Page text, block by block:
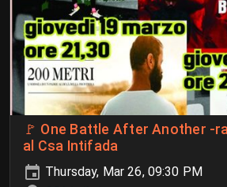
🚩 One Battle After Another -
al Csa Intifada
Thursday, Mar 26, 09:30 PM